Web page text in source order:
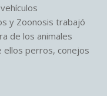
y Zoonosis trabajó
de los animales
ellos perros, conejos